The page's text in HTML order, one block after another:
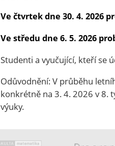
Ve čtvrtek dne 30. 4. 2026
Ve středu dne 6. 5. 2026
Studenti a vyučující, kteří se
Odůvodnění: V průběhu
konkrétně na 3. 4. 2026 v 8.
výuky.